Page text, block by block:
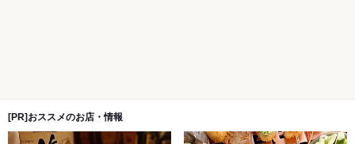
[PR]おススメのお店・情報